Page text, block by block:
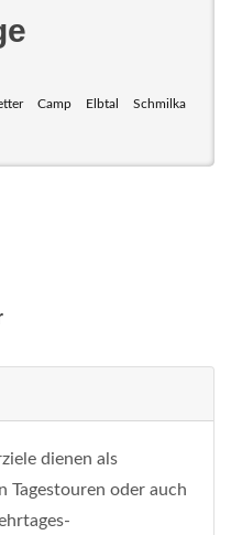
Camp Elbtal Schmilka
dienen als
Tagestouren oder auch